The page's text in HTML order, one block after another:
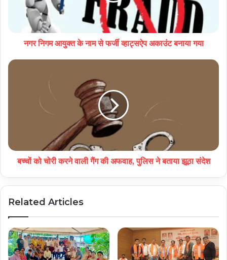
नगर निगम आयुक्त के नाम से फर्जी व्हाट्सऐप अकाउंट बनाया गया
बच्चों को चोरी करने वाली गैंग की अफवाह, पुलिस ने बताया झूठा संदेश
Related Articles